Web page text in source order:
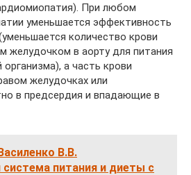
При любом
уменьшается эффективность
количество крови
желудочком в аорту для питания
организма), а часть крови
желудочках или
в предсердия и впадающие в
В.В.
система питания и диеты с